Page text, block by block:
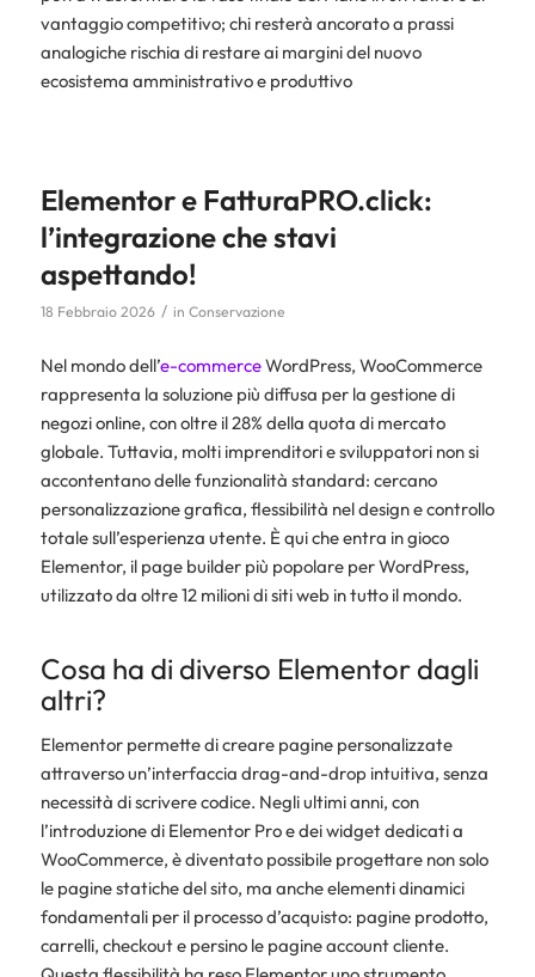
vantaggio competitivo; chi resterà ancorato a prassi
analogiche rischia di restare ai margini del nuovo
ecosistema amministrativo e produttivo
Elementor e FatturaPRO.click:
l’integrazione che stavi
aspettando!
18 Febbraio 2026 / in Conservazione
Nel mondo dell’e-commerceWordPress, WooCommerce
rappresenta la soluzione più diffusa per la gestione di
negozi online, con oltre il 28% della quota di mercato
globale. Tuttavia, molti imprenditori e sviluppatori non si
accontentano delle funzionalità standard: cercano
personalizzazione grafica, flessibilità nel design e controllo
totale sull’esperienza utente. È qui che entra in gioco
Elementor, il page builder più popolare per WordPress,
utilizzato da oltre 12 milioni di siti web in tutto il mondo.
Cosa ha di diverso Elementor dagli
altri?
Elementor permette di creare pagine personalizzate
attraverso un’interfaccia drag-and-drop intuitiva, senza
necessità di scrivere codice. Negli ultimi anni, con
l’introduzione di Elementor Pro e dei widget dedicati a
WooCommerce, è diventato possibile progettare non solo
le pagine statiche del sito, ma anche elementi dinamici
fondamentali per il processo d’acquisto: pagine prodotto,
carrelli, checkout e persino le pagine account cliente.